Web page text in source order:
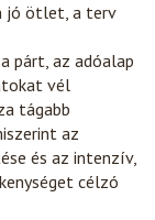
jó ötlet, a terv
párt, az adóalap
vél
tágabb
az
és az intenzív,
célzó